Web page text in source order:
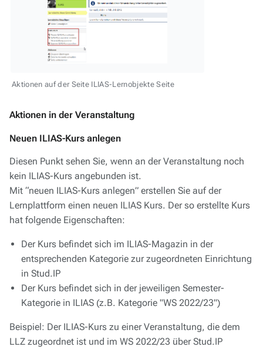
Aktionen auf der Seite ILIAS-Lernobjekte Seite
Aktionen in der Veranstaltung
Neuen ILIAS-Kurs anlegen
Diesen Punkt sehen Sie, wenn an der Veranstaltung noch
kein ILIAS-Kurs angebunden ist.
Mit “neuen ILIAS-Kurs anlegen” erstellen Sie auf der
Lernplattform einen neuen ILIAS Kurs. Der so erstellte Kurs
hat folgende Eigenschaften:
Der Kurs befindet sich im ILIAS-Magazin in der
entsprechenden Kategorie zur zugeordneten Einrichtung
in Stud.IP
Der Kurs befindet sich in der jeweiligen Semester-
Kategorie in ILIAS (z.B. Kategorie "WS 2022/23")
Beispiel: Der ILIAS-Kurs zu einer Veranstaltung, die dem
LLZ zugeordnet ist und im WS 2022/23 über Stud.IP